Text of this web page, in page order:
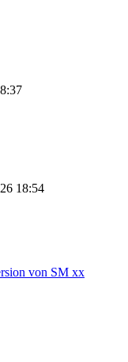
18:54
von SM xx